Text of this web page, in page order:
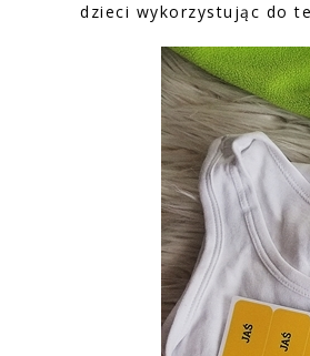
dzieci wykorzystując do